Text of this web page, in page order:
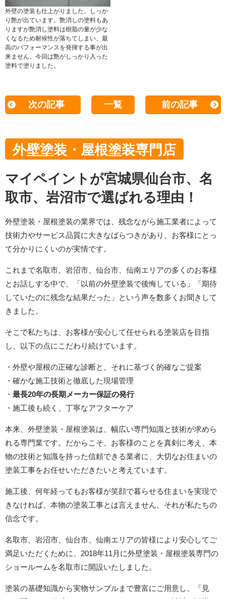
外壁の塗装も仕上がりました。しっか
り艶が出ています。艶消しの塗料もあ
りますが艶消し塗料は樹脂の量が少な
くなるため耐候性が落ちてしまい、最
高のパフォーマンスを発揮する事が出
来ません。今回は艶がしっかり入った
塗料で塗りました。
次の記事 一覧 前の記事
外壁塗装・屋根塗装専門店
マイペイントが宮城県仙台市、名
取市、岩沼市で選ばれる理由！
外壁塗装・屋根塗装の業界では、残念ながら施工業者によって
技術力やサービス品質に大きなばらつきがあり、お客様にとっ
て分かりにくいのが実情です。
これまで名取市、岩沼市、仙台市、仙南エリアの多くのお客様
とお話しする中で、「以前の外壁塗装で後悔している」「期待
していたのに残念な結果だった」という声を数多くお聞きして
きました。
そこで私たちは、お客様が安心して任せられる塗装店を目指
し、以下の点にこだわり続けています。
・外壁や屋根の正確な診断と、それに基づく的確なご提案
・確かな施工技術と徹底した現場管理
・ 最長20年の長期メーカー保証の発行
・施工後も続く、丁寧なアフターケア
本来、外壁塗装・屋根塗装は、幅広い専門知識と技術が求めら
れる専門業です。だからこそ、お客様のことを真剣に考え、本
物の技術と知識を持った信頼できる業者に、大切なお住まいの
塗装工事をお任せいただきたいと考えています。
施工後、何年経ってもお客様が笑顔で暮らせる住まいを実現で
きなければ、本物の塗装工事とは言えません。それが私たちの
信念です。
名取市、岩沼市、仙台市、仙南エリアの皆様により安心してご
満足いただくために、2018年11月に外壁塗装・屋根塗装専門の
ショールームを名取市に開設いたしました。
塗装の基礎知識から実物サンプルまで豊富にご用意し、「見